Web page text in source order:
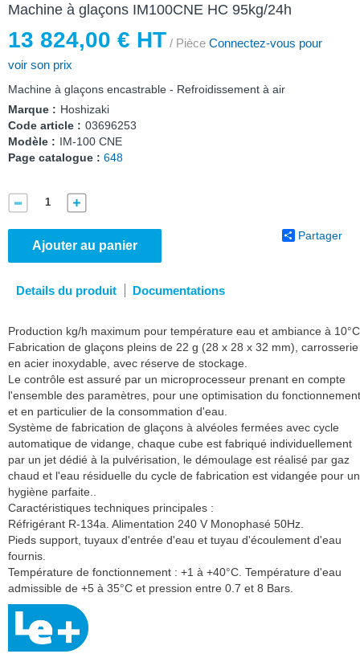
Machine à glaçons IM100CNE HC 95kg/24h
13 824,00 € HT / Pièce Connectez-vous pour
voir son prix
Machine à glaçons encastrable - Refroidissement à air
Marque : Hoshizaki
Code article : 03696253
Modèle : IM-100 CNE
Page catalogue : 648
Ajouter au panier
Partager
Details du produit Documentations
Production kg/h maximum pour température eau et ambiance à
Fabrication de glaçons pleins de 22 g (28 x 28 x 32 mm), carrosserie
en acier inoxydable, avec réserve de stockage.
Le contrôle est assuré par un microprocesseur prenant en compte
l'ensemble des paramètres, pour une optimisation du fonctionnement
et en particulier de la consommation d'eau.
Système de fabrication de glaçons à alvéoles fermées avec cycle
automatique de vidange, chaque cube est fabriqué individuellement
par un jet dédié à la pulvérisation, le démoulage est réalisé par gaz
chaud et l'eau résiduelle du cycle de fabrication est vidangée pour
hygiène parfaite..
Caractéristiques techniques principales :
Réfrigérant R-134a. Alimentation 240 V Monophasé 50Hz.
Pieds support, tuyaux d'entrée d'eau et tuyau d'écoulement d'eau
fournis.
Température de fonctionnement : +1 à +40°C. Température d'eau
admissible de +5 à 35°C et pression entre 0.7 et 8 Bars.